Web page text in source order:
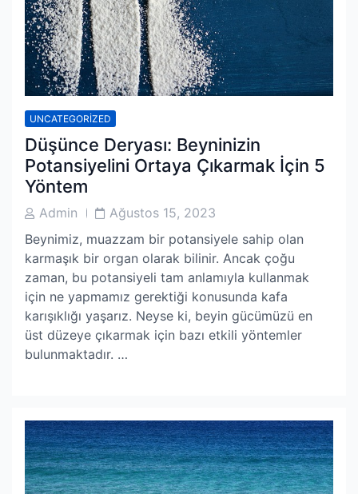
UNCATEGORIZED
Düşünce Deryası: Beyninizin
Potansiyelini Ortaya Çıkarmak İçin 5
Yöntem
PostAdmin
PostAğustos 15, 2023
Beynimiz, muazzam bir potansiyele sahip olan
karmaşık bir organ olarak bilinir. Ancak çoğu
zaman, bu potansiyeli tam anlamıyla kullanmak
için ne yapmamız gerektiği konusunda kafa
karışıklığı yaşarız. Neyse ki, beyin gücümüzü en
üst düzeye çıkarmak için bazı etkili yöntemler
bulunmaktadır. …